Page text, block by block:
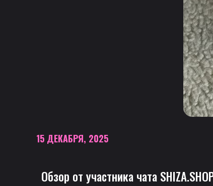
15 ДЕКАБРЯ, 2025
Обзор от участника чата